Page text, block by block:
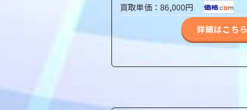
買取単価：86,000円
詳細はこちら